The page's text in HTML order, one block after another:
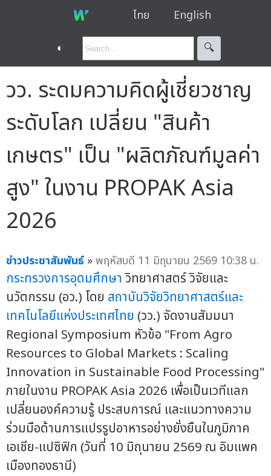
ไทย English
◐ 🔍︎
วว. ระดมความคิดผู้เชี่ยวชาญ
ระดับโลก เปลี่ยน "สินค้า
เกษตร" เป็น "ผลิตภัณฑ์มูลค่า
สูง" ในงาน PROPAK Asia
2026
ข่าวประชาสัมพันธ์ »พฤหัสบดี 11 มิถุนายน 2569 10:38 น.
กระทรวงการอุดมศึกษาวิทยาศาสตร์ วิจัยและ
นวัตกรรม (อว.) โดย สถาบันวิจัยวิทยาศาสตร์และ
เทคโนโลยีแห่งประเทศไทย (วว.) จัดงานสัมมนา
Regional Symposium หัวข้อ "From Agro
Resources to Global Markets : Scaling
Innovation in Sustainable Food Processing"
ภายในงาน PROPAK Asia 2026 เพื่อเป็นเวทีแลก
เปลี่ยนองค์ความรู้ ประสบการณ์ และแนวทางความ
ร่วมมือด้านการแปรรูปอาหารอย่างยั่งยืนในภูมิภาค
เอเชีย-แปซิฟิก (วันที่ 10 มิถุนายน 2569 ณ อิมแพค
เมืองทองธานี)